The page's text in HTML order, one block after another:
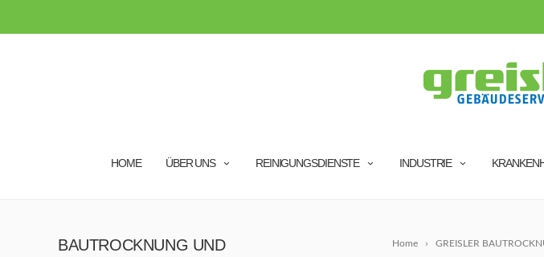
HOME ÜBER UNS REINIGUNGSDIENSTE INDUSTRIE
Home GREISLER
BAUTROCKNUNG UND